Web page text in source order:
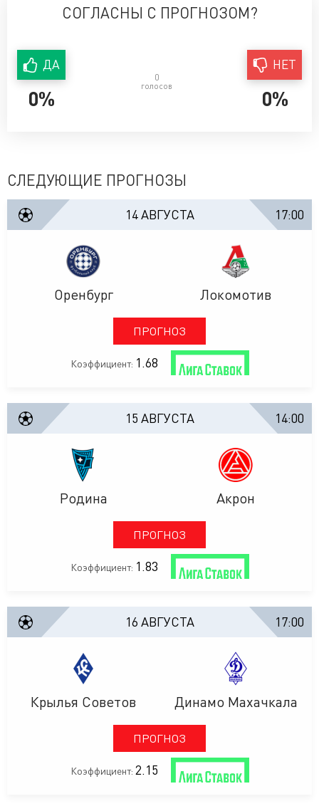
СОГЛАСНЫ С ПРОГНОЗОМ?
ДА
0%
0
голосов
0%
НЕТ
СЛЕДУЮЩИЕ ПРОГНОЗЫ
14 АВГУСТА 17:00
Оренбург
ПРОГНОЗ
Локомотив
Коэффициент: 1.68
15 АВГУСТА 14:00
Родина
ПРОГНОЗ
Акрон
Коэффициент: 1.83
16 АВГУСТА 17:00
Крылья Советов
ПРОГНОЗ
Динамо Махачкала
Коэффициент: 2.15